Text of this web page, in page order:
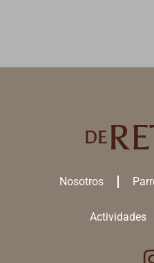
Nosotros
Actividades